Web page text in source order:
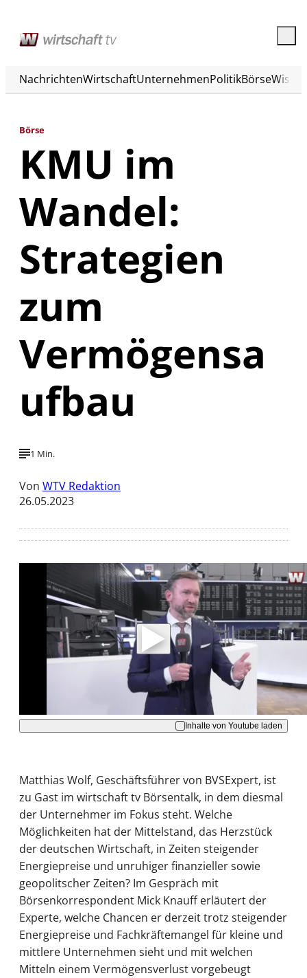
NachrichtenWirtschaftUnternehmenPolitikBörse
Börse
KMU im
Wandel:
Strategien
zum
Vermögensa
ufbau
1 Min.
Von WTV Redaktion
26.05.2023
Mit der Wiedergabe dieses Videos werden
Daten an Youtube übertragen.
Hinweise dazu erhalten Sie in derDatenschutzerklärung
Akzeptieren
Inhalte von Youtube laden
Matthias Wolf, Geschäftsführer von BVSExpert, ist
zu Gast im wirtschaft tv Börsentalk, in dem diesmal
der Unternehmer im Fokus steht. Welche
Möglichkeiten hat der Mittelstand, das Herzstück
der deutschen Wirtschaft, in Zeiten steigender
Energiepreise und unruhiger finanzieller sowie
geopolitscher Zeiten? Im Gespräch mit
Börsenkorrespondent Mick Knauff erläutert der
Experte, welche Chancen er derzeit trotz steigender
Energiepreise und Fachkräftemangel für kleine und
mittlere Unternehmen sieht und mit welchen
Mitteln einem Vermögensverlust vorgebeugt